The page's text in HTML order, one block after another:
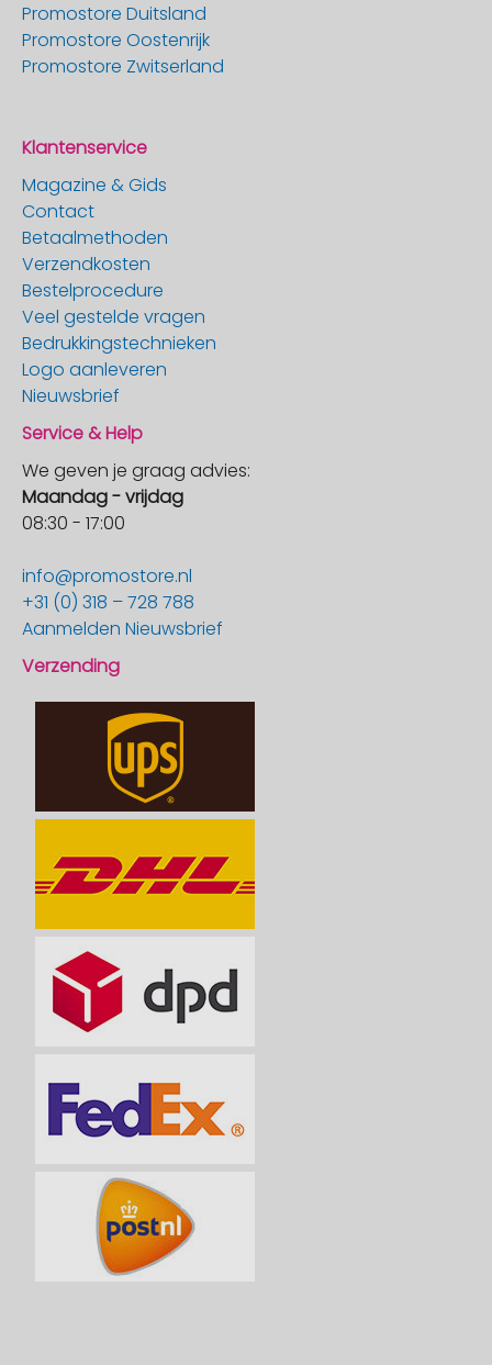
Promostore Duitsland
Promostore Oostenrijk
Promostore Zwitserland
Klantenservice
Magazine & Gids
Contact
Betaalmethoden
Verzendkosten
Bestelprocedure
Veel gestelde vragen
Bedrukkingstechnieken
Logo aanleveren
Nieuwsbrief
Service & Help
We geven je graag advies:
Maandag - vrijdag
08:30 - 17:00
info@promostore.nl
+31 (0) 318 – 728 788
Aanmelden Nieuwsbrief
Verzending